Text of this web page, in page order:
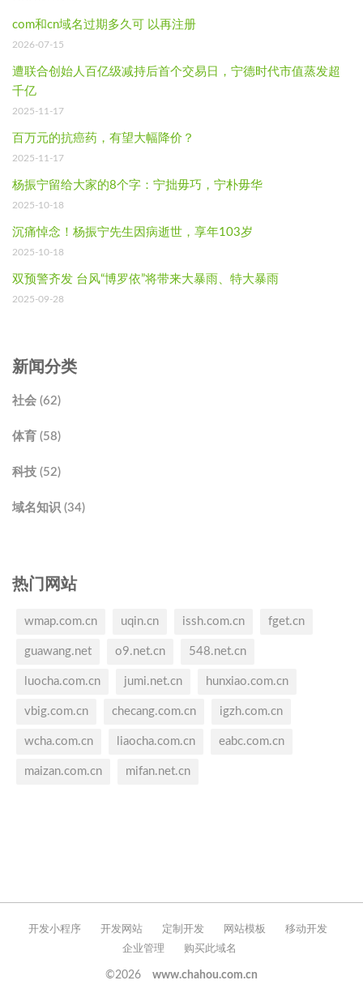
com和cn域名过期多久可 以再注册
2026-07-15
遭联合创始人百亿级减持后首个交易日，宁德时代市值蒸发超
千亿
2025-11-17
百万元的抗癌药，有望大幅降价？
2025-11-17
杨振宁留给大家的8个字：宁拙毋巧，宁朴毋华
2025-10-18
沉痛悼念！杨振宁先生因病逝世，享年103岁
2025-10-18
双预警齐发 台风“博罗依”将带来大暴雨、特大暴雨
2025-09-28
新闻分类
社会 (62)
体育 (58)
科技 (52)
域名知识 (34)
热门网站
wmap.com.cn uqin.cn issh.com.cn fget.cn
guawang.net o9.net.cn 548.net.cn
luocha.com.cn jumi.net.cn hunxiao.com.cn
vbig.com.cn checang.com.cn igzh.com.cn
wcha.com.cn liaocha.com.cn eabc.com.cn
maizan.com.cn mifan.net.cn
开发小程序 开发网站 定制开发 网站模板
移动开发
企业管理
购买此域名
©2026 www.chahou.com.cn